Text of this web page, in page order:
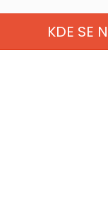
KDE SE